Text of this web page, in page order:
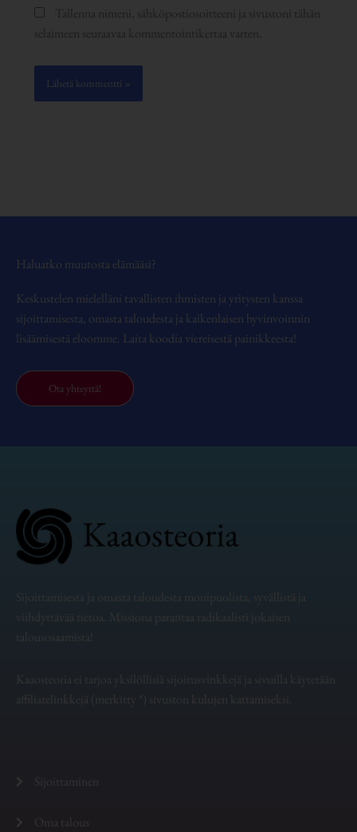
Tallenna nimeni, sähköpostiosoitteeni ja sivustoni tähän
selaimeen seuraavaa kommentointikertaa varten.
Haluatko muutosta elämääsi?
Keskustelen mielelläni tavallisten ihmisten ja yritysten kanssa
sijoittamisesta, omasta taloudesta ja kaikenlaisen hyvinvoinnin
lisäämisestä eloomme. Laita koodia viereisestä painikkeesta!
Ota yhteyttä!
Sijoittamisesta ja omasta taloudesta monipuolista, syvällistä ja
viihdyttävää tietoa. Missiona parantaa radikaalisti jokaisen
talousosaamista!
Kaaosteoria ei tarjoa yksilöllisiä sijoitusvinkkejä ja sivuilla käytetään
affiliatelinkkejä (merkitty *) sivuston kulujen kattamiseksi.
Sijoittaminen
Oma talous